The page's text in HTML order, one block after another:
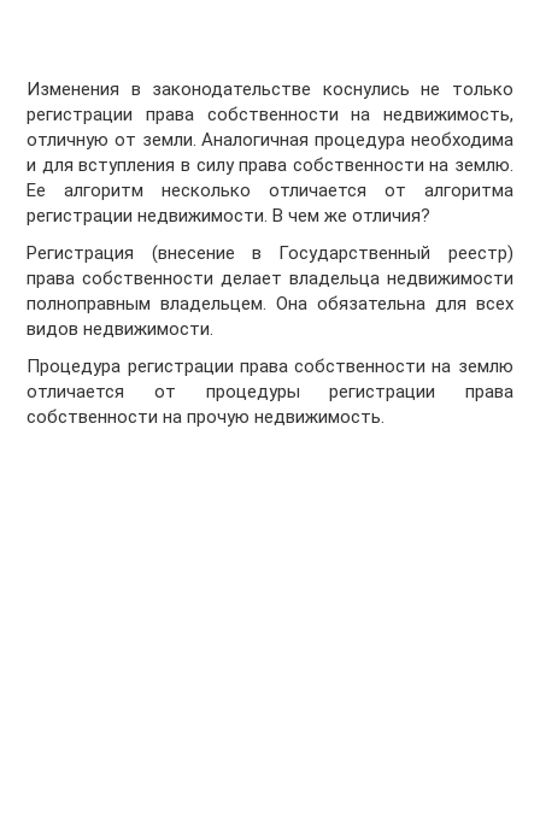
Изменения в законодательстве коснулись не только
регистрации права собственности на недвижимость,
отличную от земли. Аналогичная процедура необходима
и для вступления в силу права собственности на землю.
Ее алгоритм несколько отличается от алгоритма
регистрации недвижимости. В чем же отличия?
Регистрация (внесение в Государственный реестр)
права собственности делает владельца недвижимости
полно­правным владельцем. Она обязательна для всех
видов недвижимости.
Процедура регистрации права собственности на землю
отличается от процедуры регистрации права
собственности на прочую недвижимость.